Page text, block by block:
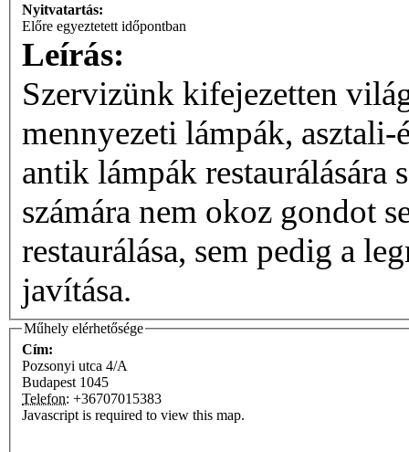
Nyitvatartás:
Előre egyeztetett időpontban
Leírás:
Szervizünk kifejezetten
mennyezeti lámpák,
antik lámpák restaurálására
számára nem okoz gondot
restaurálása, sem pedig a
javítása.
Műhely elérhetősége
Cím:
Pozsonyi utca 4/A
Budapest 1045
Telefon: +36707015383
Javascript is required to view this map.